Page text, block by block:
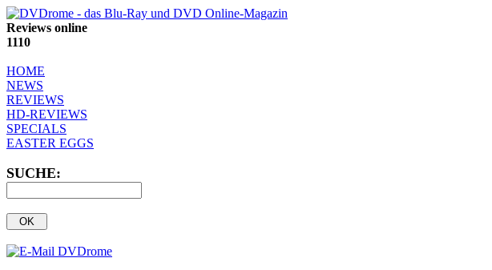
Reviews online
1110
HOME
NEWS
REVIEWS
HD-REVIEWS
SPECIALS
EASTER EGGS
SUCHE: